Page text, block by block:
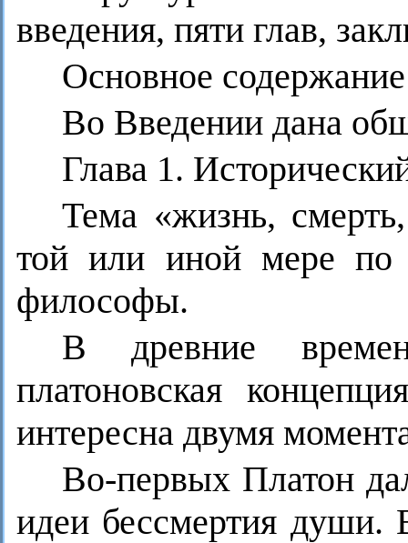
введения, пяти глав,
Основное
Во Введении дана
Глава 1.
Тема «жизнь,
той или иной мере по
философы.
В древние
платоновская
интересна двумя
Во-первых Платон
идеи бессмертия души.